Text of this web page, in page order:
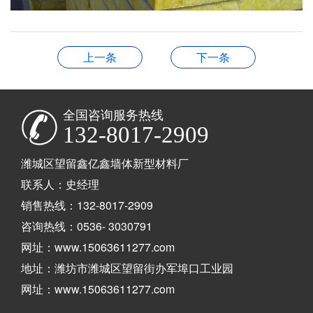
上一条 下一条
全国咨询服务热线
132-8017-2909
潍城区望留鑫亿鑫墙体新型材料厂
联系人：史经理
销售热线：132-8017-2909
咨询热线：0536- 3030791
网址：www.15063611277.com
地址：潍坊市潍城区望留街办军埠口工业园
网址：www.15063611277.com